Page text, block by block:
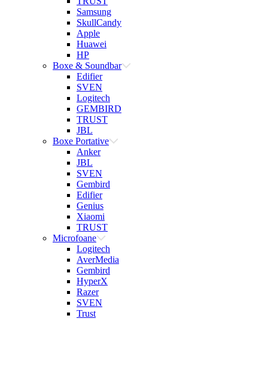
Samsung
SkullCandy
Apple
Huawei
HP
Boxe & Soundbar
Edifier
SVEN
Logitech
GEMBIRD
TRUST
JBL
Boxe Portative
Anker
JBL
SVEN
Gembird
Edifier
Genius
Xiaomi
TRUST
Microfoane
Logitech
AverMedia
Gembird
HyperX
Razer
SVEN
Trust